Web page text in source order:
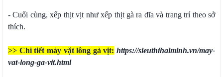
- Cuối cùng, xếp thịt vịt như xếp thịt gà ra dĩa và trang trí theo sở
thích.
>> Chi tiết máy vặt lông gà vịt: https://sieuthihaiminh.vn/may-
vat-long-ga-vit.html